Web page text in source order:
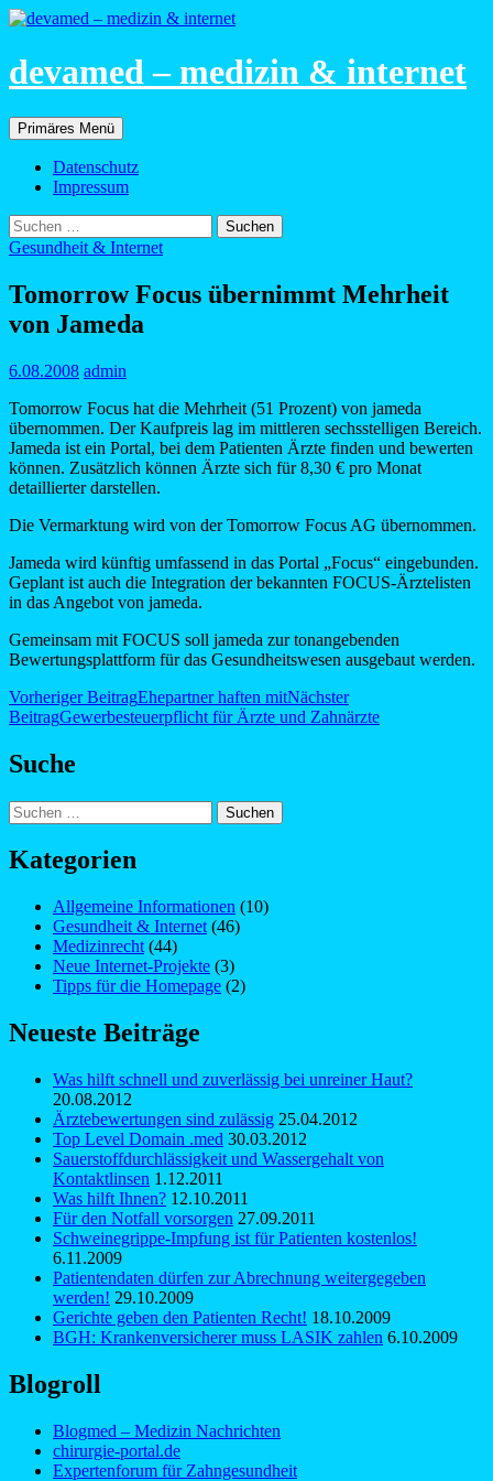
devamed – medizin & internet
Suchen
Primäres Menü Zum
Inhalt
springen
Datenschutz
Impressum
Suchen
nach:
Gesundheit & Internet
Tomorrow Focus übernimmt Mehrheit
von Jameda
6.08.2008 admin
Tomorrow Focus hat die Mehrheit (51 Prozent) von jameda
übernommen. Der Kaufpreis lag im mittleren sechsstelligen Bereich.
Jameda ist ein Portal, bei dem Patienten Ärzte finden und bewerten
können. Zusätzlich können Ärzte sich für 8,30 € pro Monat
detaillierter darstellen.
Die Vermarktung wird von der Tomorrow Focus AG übernommen.
Jameda wird künftig umfassend in das Portal „Focus“ eingebunden.
Geplant ist auch die Integration der bekannten FOCUS-Ärztelisten
in das Angebot von jameda.
Gemeinsam mit FOCUS soll jameda zur tonangebenden
Bewertungsplattform für das Gesundheitswesen ausgebaut werden.
Beitragsnavigation
Vorheriger BeitragEhepartner haften mitNächster
BeitragGewerbesteuerpflicht für Ärzte und Zahnärzte
Suche
Suchen
nach:
Kategorien
Allgemeine Informationen (10)
Gesundheit & Internet (46)
Medizinrecht (44)
Neue Internet-Projekte (3)
Tipps für die Homepage (2)
Neueste Beiträge
Was hilft schnell und zuverlässig bei unreiner Haut?
20.08.2012
Ärztebewertungen sind zulässig 25.04.2012
Top Level Domain .med 30.03.2012
Sauerstoffdurchlässigkeit und Wassergehalt von
Kontaktlinsen 1.12.2011
Was hilft Ihnen? 12.10.2011
Für den Notfall vorsorgen 27.09.2011
Schweinegrippe-Impfung ist für Patienten kostenlos!
6.11.2009
Patientendaten dürfen zur Abrechnung weitergegeben
werden! 29.10.2009
Gerichte geben den Patienten Recht! 18.10.2009
BGH: Krankenversicherer muss LASIK zahlen 6.10.2009
Blogroll
Blogmed – Medizin Nachrichten
chirurgie-portal.de
Expertenforum für Zahngesundheit